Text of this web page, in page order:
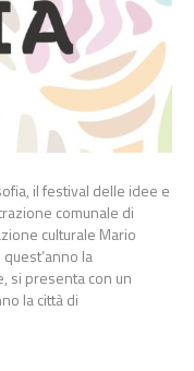
il festival delle idee e
comunale di
culturale Mario
la
si presenta con un
la città di